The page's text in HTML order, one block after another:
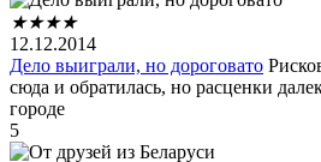
★★★★
12.12.2014
Дело выиграли, но дороговато
сюда и обратилась, но расценки
городе
5